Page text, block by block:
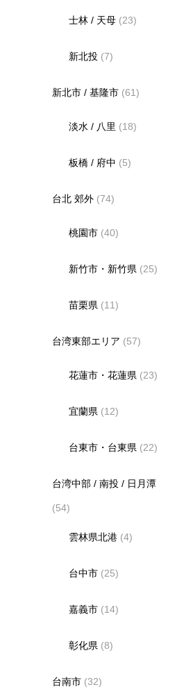
士林 / 天母 (23)
新北投 (7)
新北市 / 基隆市(61)
淡水 / 八里 (18)
板橋 / 府中 (5)
台北 郊外(74)
桃園市 (40)
新竹市・新竹県 (25)
苗栗県 (11)
台湾東部エリア (57)
花蓮市・花蓮県 (23)
宜蘭県 (12)
台東市・台東県 (22)
台湾中部 / 南投 / 日月潭
(54)
雲林県北港 (4)
台中市 (25)
嘉義市 (14)
彰化県 (8)
台南市(32)